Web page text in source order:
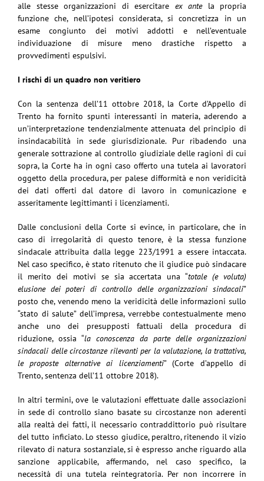
alle stesse organizzazioni di esercitare ex ante la propria
funzione che, nell’ipotesi considerata, si concretizza in un
esame congiunto dei motivi addotti e nell’eventuale
individuazione di misure meno drastiche rispetto a
provvedimenti espulsivi.
I rischi di un quadro non veritiero
Con la sentenza dell’11 ottobre 2018, la Corte d’Appello di
Trento ha fornito spunti interessanti in materia, aderendo a
un’interpretazione tendenzialmente attenuata del principio di
insindacabilità in sede giurisdizionale. Pur ribadendo una
generale sottrazione al controllo giudiziale delle ragioni di cui
sopra, la Corte ha in ogni caso offerto una tutela ai lavoratori
oggetto della procedura, per palese difformità e non veridicità
dei dati offerti dal datore di lavoro in comunicazione e
asseritamente legittimanti i licenziamenti.
Dalle conclusioni della Corte si evince, in particolare, che in
caso di irregolarità di questo tenore, è la stessa funzione
sindacale attribuita dalla legge 223/1991 a essere intaccata.
Nel caso specifico, è stato ritenuto che il giudice può sindacare
il merito dei motivi se sia accertata una “totale (e voluta)
elusione dei poteri di controllo delle organizzazioni sindacali”
posto che, venendo meno la veridicità delle informazioni sullo
“stato di salute” dell’impresa, verrebbe contestualmente meno
anche uno dei presupposti fattuali della procedura di
riduzione, ossia “la conoscenza da parte delle organizzazioni
sindacali delle circostanze rilevanti per la valutazione, la trattativa,
le proposte alternative ai licenziamenti” (Corte d’appello di
Trento, sentenza dell’11 ottobre 2018).
In altri termini, ove le valutazioni effettuate dalle associazioni
in sede di controllo siano basate su circostanze non aderenti
alla realtà dei fatti, il necessario contraddittorio può risultare
del tutto inficiato. Lo stesso giudice, peraltro, ritenendo il vizio
rilevato di natura sostanziale, si è espresso anche riguardo alla
sanzione applicabile, affermando, nel caso specifico, la
necessità di una tutela reintegratoria. Per non incorrere in